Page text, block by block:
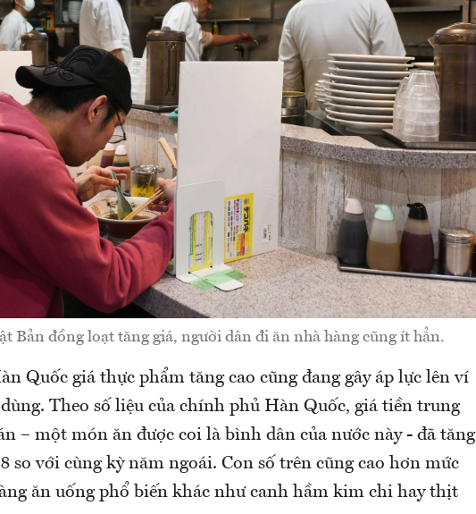
Bản đồng loạt tăng giá, người dân đi ăn nhà hàng cũng ít hẳn.
Quốc giá thực phẩm tăng cao cũng đang gây áp lực lên ví
Theo số liệu của chính phủ Hàn Quốc, giá tiền trung
– một món ăn được coi là bình dân của nước này - đã tăng
so với cùng kỳ năm ngoái. Con số trên cũng cao hơn mức
ăn uống phổ biến khác như canh hầm kim chi hay thịt